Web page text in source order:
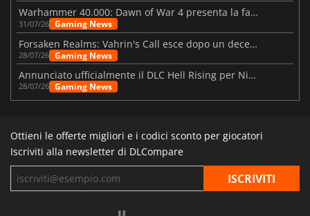
Warhammer 40.000: Dawn of War 4 presenta la fazione dei Necron
31/07/26 Gaming News
Forsaken Realms: Vahrin's Call esce dopo un decennio di sviluppo
28/07/26 Gaming News
Annunciato ufficialmente il DLC Hell Rising per Nioh 3
28/07/26 Gaming News
Ottieni le offerte migliori e i codici sconto per giocatori
Iscriviti alla newsletter di DLCompare